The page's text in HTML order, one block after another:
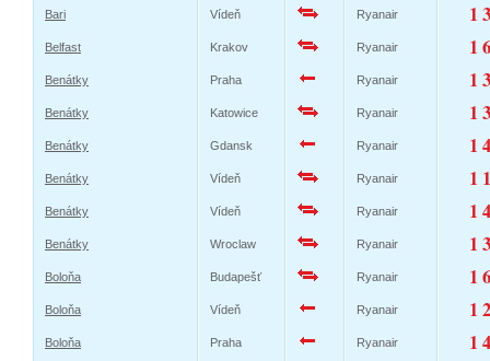
Bari Vídeň Ryanair 1
Belfast Krakov Ryanair 1
Benátky Praha Ryanair 1
Benátky Katowice Ryanair 1
Benátky Gdansk Ryanair 1
Benátky Vídeň Ryanair 1
Benátky Vídeň Ryanair 1
Benátky Wroclaw Ryanair 1
Boloňa Budapešť Ryanair 1
Boloňa Vídeň Ryanair 1
Boloňa Praha Ryanair 1